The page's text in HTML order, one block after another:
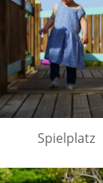
Spielplatz